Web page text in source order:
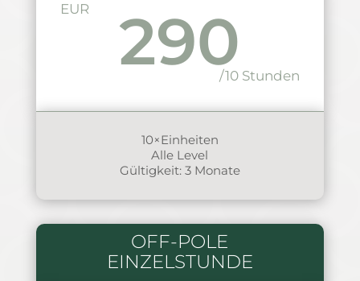
EUR 290/10 Stunden
10×Einheiten
Alle Level
Gültigkeit: 3 Monate
OFF-POLE
EINZELSTUNDE